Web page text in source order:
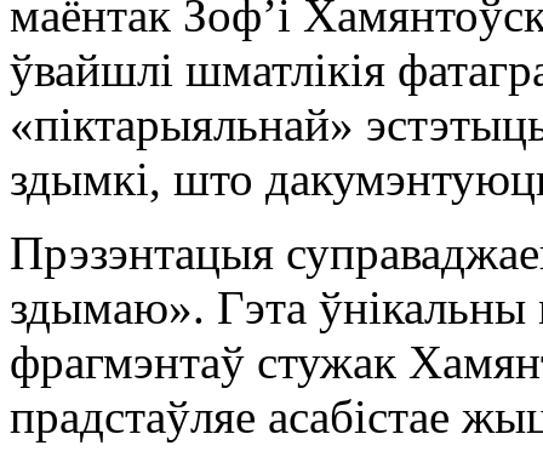
маёнтак Зоф’і
ўвайшлі шматлікія
«піктарыяльнай»
здымкі, што
Прэзэнтацыя
здымаю». Гэта
фрагмэнтаў стужак
прадстаўляе асабістае